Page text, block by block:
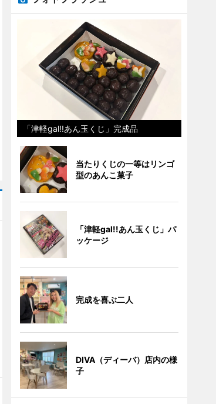
「津軽gal!!あん玉くじ」完成品
当たりくじの一等はリンゴ
型のあんこ菓子
「津軽gal!!あん玉くじ」パ
ッケージ
完成を喜ぶ二人
DIVA（ディーバ）店内の様
子